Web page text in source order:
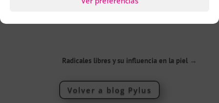
Radicales libres y su influencia en la piel →
Volver a blog Pylus